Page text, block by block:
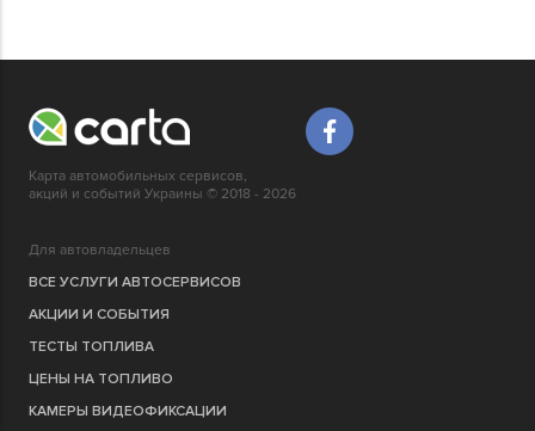
Карта автомобильных сервисов,
акций и событий Украины © 2018 - 2026
Для автовладельцев
ВСЕ УСЛУГИ АВТОСЕРВИСОВ
АКЦИИ И СОБЫТИЯ
ТЕСТЫ ТОПЛИВА
ЦЕНЫ НА ТОПЛИВО
КАМЕРЫ ВИДЕОФИКСАЦИИ